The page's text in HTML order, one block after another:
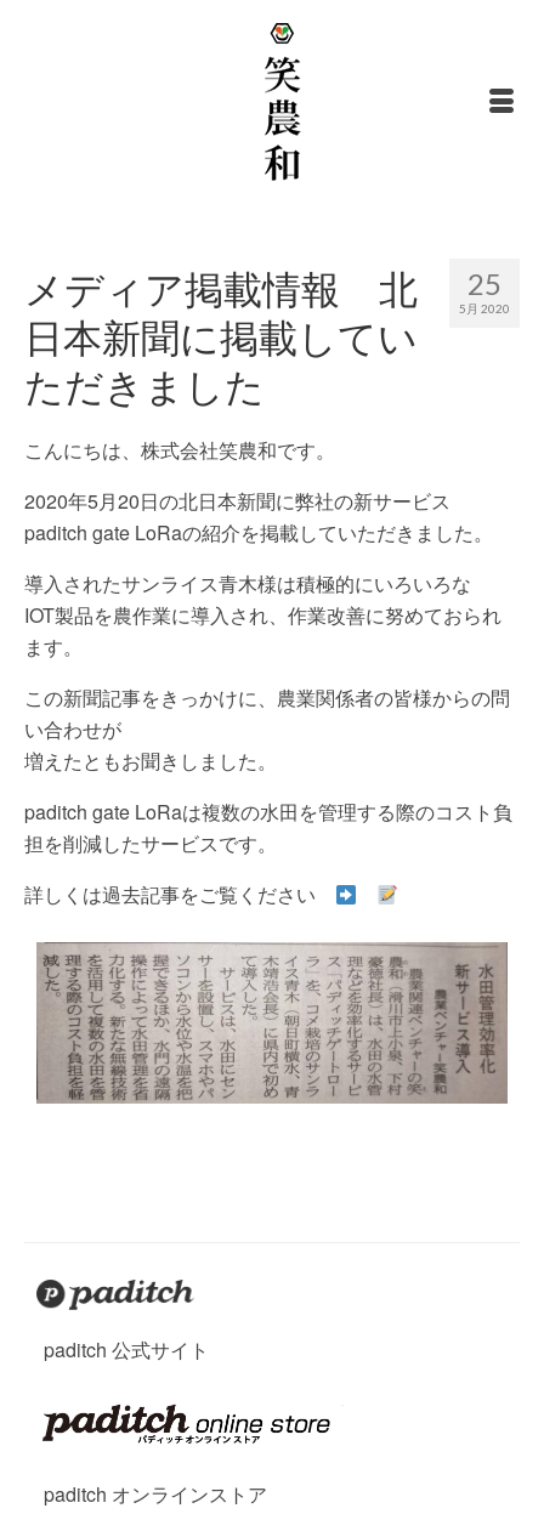
25
5月 2020
メディア掲載情報 北
日本新聞に掲載してい
ただきました
こんにちは、株式会社笑農和です。
2020年5月20日の北日本新聞に弊社の新サービス
paditch gate LoRaの紹介を掲載していただきました。
導入されたサンライス青木様は積極的にいろいろな
IOT製品を農作業に導入され、作業改善に努めておられ
ます。
この新聞記事をきっかけに、農業関係者の皆様からの問
い合わせが
増えたともお聞きしました。
paditch gate LoRaは複数の水田を管理する際のコスト負
担を削減したサービスです。
詳しくは過去記事をご覧ください
paditch 公式サイト
paditch オンラインストア